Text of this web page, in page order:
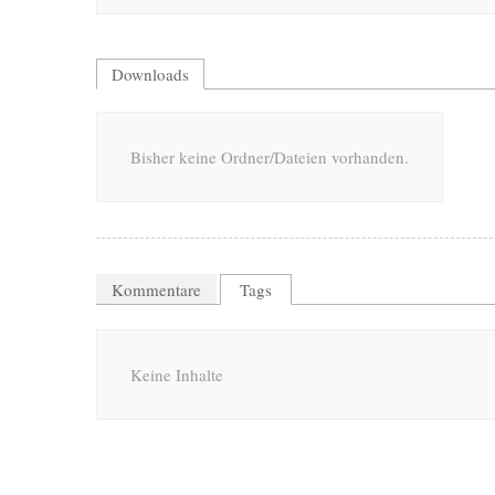
Downloads
Bisher keine Ordner/Dateien vorhanden.
Kommentare Tags
Keine Inhalte